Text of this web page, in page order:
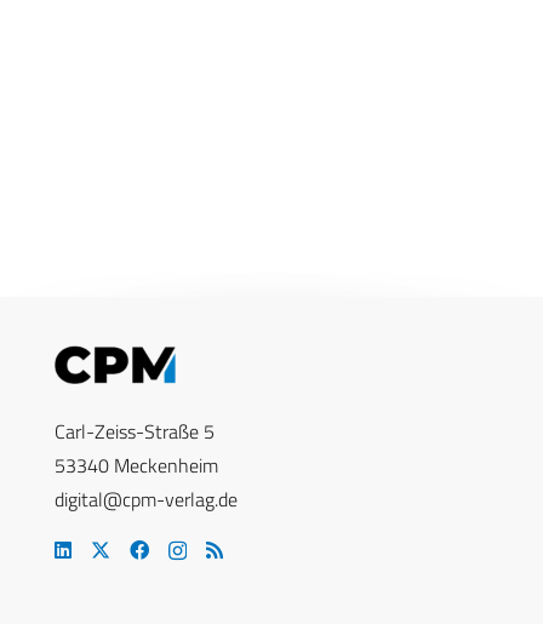
Carl-Zeiss-Straße 5
53340 Meckenheim
digital@cpm-verlag.de